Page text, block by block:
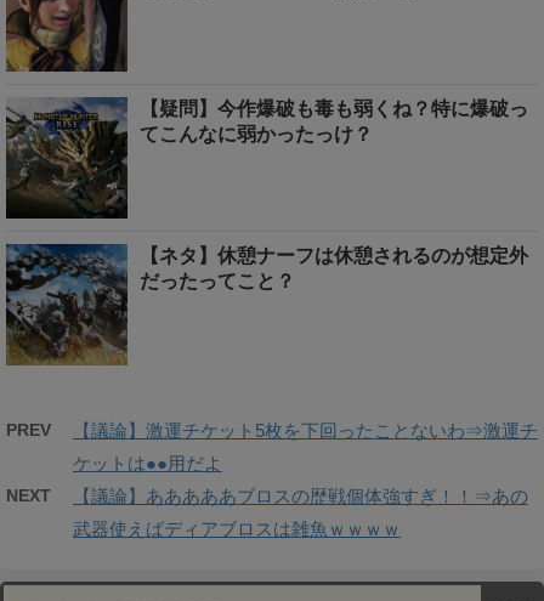
【疑問】今作爆破も毒も弱くね？特に爆破っ
てこんなに弱かったっけ？
【ネタ】休憩ナーフは休憩されるのが想定外
だったってこと？
PREV
【議論】激運チケット5枚を下回ったことないわ⇒激運チ
ケットは●●用だよ
NEXT
【議論】あああああブロスの歴戦個体強すぎ！！⇒あの
武器使えばディアブロスは雑魚ｗｗｗｗ